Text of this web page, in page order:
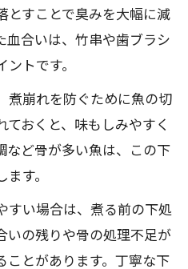
とすことで臭みを大幅に減
血合いは、竹串や歯ブラシ
トです。
煮崩れを防ぐために魚の切
おくと、味もしみやすく
など骨が多い魚は、この下
す。
すい場合は、煮る前の下処
いの残りや骨の処理不足が
ことがあります。丁寧な下